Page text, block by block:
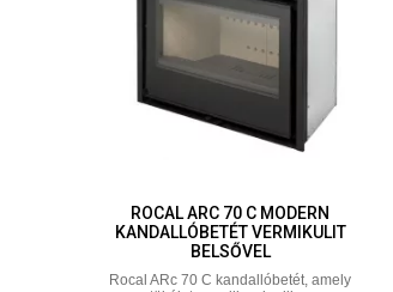
ROCAL ARC 70 C MODERN
KANDALLÓBETÉT VERMIKULIT
BELSŐVEL
Rocal ARc 70 C kandallóbetét, amely